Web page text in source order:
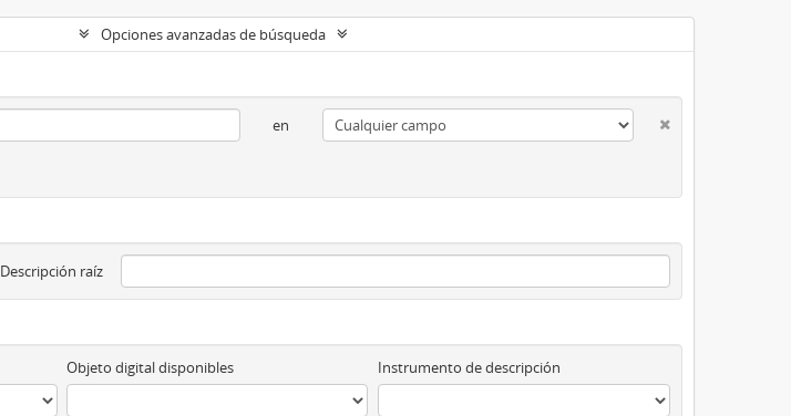
Opciones avanzadas de búsqueda
en
Descripción raíz
Objeto digital disponibles Instrumento de descripción